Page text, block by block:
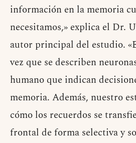
información en la memoria
necesitamos,» explica el Dr.
autor principal del estudio.
vez que se describen
humano que indican
memoria. Además, nuestro
cómo los recuerdos se
frontal de forma selectiva y